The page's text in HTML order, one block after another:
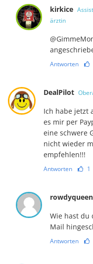
kirkice
ärztin
Antworten
DealPilot
Ich habe jetzt
es mir per
eine schwere
nicht wieder
empfehlen!!!
Antworten 1
Wie hast du
Mail
Antworten